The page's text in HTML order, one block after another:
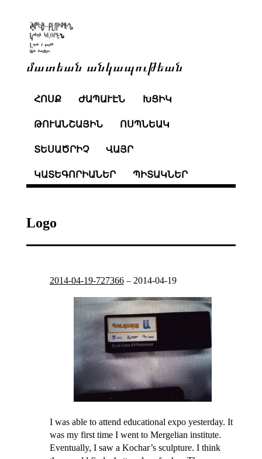
մատեան անկապութեան
ՀՈՍՔ ԺԱՊԱՒԷՆ ԽՑԻԿ
ԹՈՒԱՆՇԱՅԻՆ ՈՍՊՆԵԱԿ
ՏԵՍԱԾՐԻՉ ՎԱՅՐ
ԿԱՏԵԳՈՐԻԱՆԵՐ ՊԻՏԱԿՆԵՐ
Logo
2014-04-19-727366– 2014-04-19
I was able to attend educational expo yesterday. It
was my first time I went to Mergelian institute.
Eventually, I saw a Kochar’s sculpture. I think